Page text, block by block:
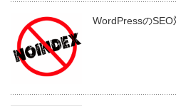
WordPressの